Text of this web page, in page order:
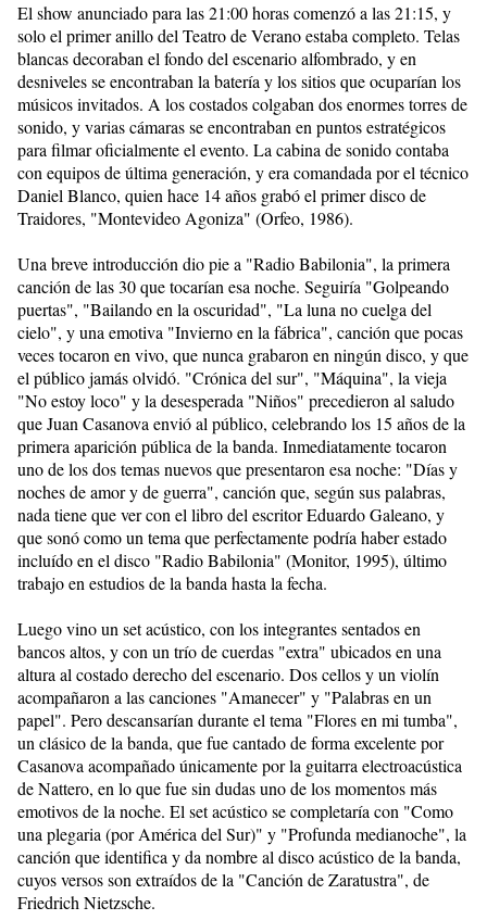
El show anunciado para las 21:00 horas comenzó a las 21:15, y
solo el primer anillo del Teatro de Verano estaba completo. Telas
blancas decoraban el fondo del escenario alfombrado, y en
desniveles se encontraban la batería y los sitios que ocuparían los
músicos invitados. A los costados colgaban dos enormes torres de
sonido, y varias cámaras se encontraban en puntos estratégicos
para filmar oficialmente el evento. La cabina de sonido contaba
con equipos de última generación, y era comandada por el técnico
Daniel Blanco, quien hace 14 años grabó el primer disco de
Traidores, "Montevideo Agoniza" (Orfeo, 1986).
Una breve introducción dio pie a "Radio Babilonia", la primera
canción de las 30 que tocarían esa noche. Seguiría "Golpeando
puertas", "Bailando en la oscuridad", "La luna no cuelga del
cielo", y una emotiva "Invierno en la fábrica", canción que pocas
veces tocaron en vivo, que nunca grabaron en ningún disco, y que
el público jamás olvidó. "Crónica del sur", "Máquina", la vieja
"No estoy loco" y la desesperada "Niños" precedieron al saludo
que Juan Casanova envió al público, celebrando los 15 años de la
primera aparición pública de la banda. Inmediatamente tocaron
uno de los dos temas nuevos que presentaron esa noche: "Días y
noches de amor y de guerra", canción que, según sus palabras,
nada tiene que ver con el libro del escritor Eduardo Galeano, y
que sonó como un tema que perfectamente podría haber estado
incluído en el disco "Radio Babilonia" (Monitor, 1995), último
trabajo en estudios de la banda hasta la fecha.
Luego vino un set acústico, con los integrantes sentados en
bancos altos, y con un trío de cuerdas "extra" ubicados en una
altura al costado derecho del escenario. Dos cellos y un violín
acompañaron a las canciones "Amanecer" y "Palabras en un
papel". Pero descansarían durante el tema "Flores en mi tumba",
un clásico de la banda, que fue cantado de forma excelente por
Casanova acompañado únicamente por la guitarra electroacústica
de Nattero, en lo que fue sin dudas uno de los momentos más
emotivos de la noche. El set acústico se completaría con "Como
una plegaria (por América del Sur)" y "Profunda medianoche", la
canción que identifica y da nombre al disco acústico de la banda,
cuyos versos son extraídos de la "Canción de Zaratustra", de
Friedrich Nietzsche.